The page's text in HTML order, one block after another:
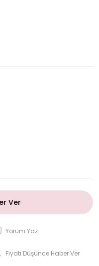
Ver
Yorum Yaz
Fiyatı Düşünce Haber Ver